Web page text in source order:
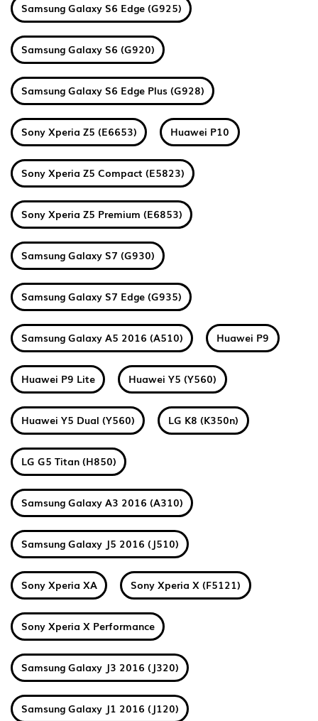
Samsung Galaxy S6 Edge (G925)
Samsung Galaxy S6 (G920)
Samsung Galaxy S6 Edge Plus (G928)
Sony Xperia Z5 (E6653) Huawei P10
Sony Xperia Z5 Compact (E5823)
Sony Xperia Z5 Premium (E6853)
Samsung Galaxy S7 (G930)
Samsung Galaxy S7 Edge (G935)
Samsung Galaxy A5 2016 (A510) Huawei P9
Huawei P9 Lite Huawei Y5 (Y560)
Huawei Y5 Dual (Y560) LG K8 (K350n)
LG G5 Titan (H850)
Samsung Galaxy A3 2016 (A310)
Samsung Galaxy J5 2016 (J510)
Sony Xperia XA Sony Xperia X (F5121)
Sony Xperia X Performance
Samsung Galaxy J3 2016 (J320)
Samsung Galaxy J1 2016 (J120)